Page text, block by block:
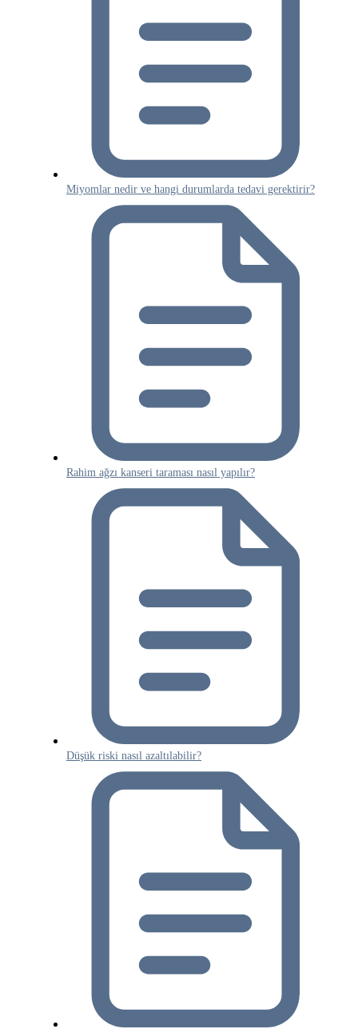
Miyomlar nedir ve hangi durumlarda tedavi gerektirir?
Rahim ağzı kanseri taraması nasıl yapılır?
Düşük riski nasıl azaltılabilir?